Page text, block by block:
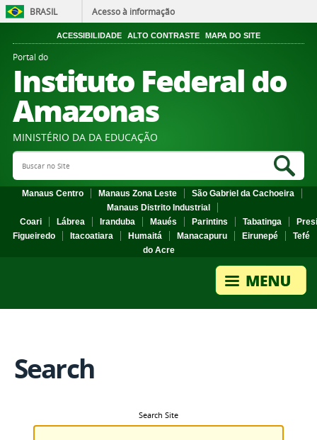
BRASIL Acesso à informação
ACESSIBILIDADE ALTO CONTRASTE MAPA DO SITE
Portal do
Instituto Federal do
Amazonas
MINISTÉRIO DA DA EDUCAÇÃO
Search Site
Manaus Centro Manaus Zona Leste
São Gabriel da Cachoeira
Manaus Distrito Industrial
Coari
Lábrea Iranduba Maués Parintins Tabatinga
Figueiredo
Itacoatiara Humaitá Manacapuru Eirunepé
Tefé
do Acre
Search
Search Site